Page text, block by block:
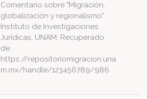
Comentario sobre "Migración,
globalización y regionalismo".
Instituto de Investigaciones
Jurídicas, UNAM. Recuperado
de:
https://repositoriomigracion.una
m.mx/handle/123456789/986